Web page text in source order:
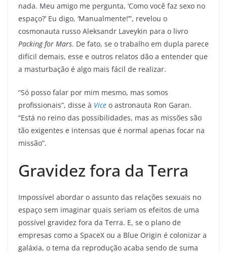
nada. Meu amigo me pergunta, ‘Como você faz sexo no
espaço?’ Eu digo, ‘Manualmente!’”, revelou o
cosmonauta russo Aleksandr Laveykin para o livro
Packing for Mars. De fato, se o trabalho em dupla parece
difícil demais, esse e outros relatos dão a entender que
a masturbação é algo mais fácil de realizar.
“Só posso falar por mim mesmo, mas somos
profissionais”, disse à Vice o astronauta Ron Garan.
“Está no reino das possibilidades, mas as missões são
tão exigentes e intensas que é normal apenas focar na
missão”.
Gravidez fora da Terra
Impossível abordar o assunto das relações sexuais no
espaço sem imaginar quais seriam os efeitos de uma
possível gravidez fora da Terra. E, se o plano de
empresas como a SpaceX ou a Blue Origin é colonizar a
galáxia, o tema da reprodução acaba sendo de suma